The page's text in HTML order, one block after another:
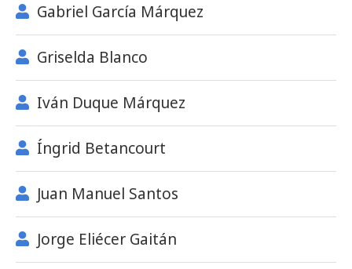
Gabriel García Márquez
Griselda Blanco
Iván Duque Márquez
Íngrid Betancourt
Juan Manuel Santos
Jorge Eliécer Gaitán